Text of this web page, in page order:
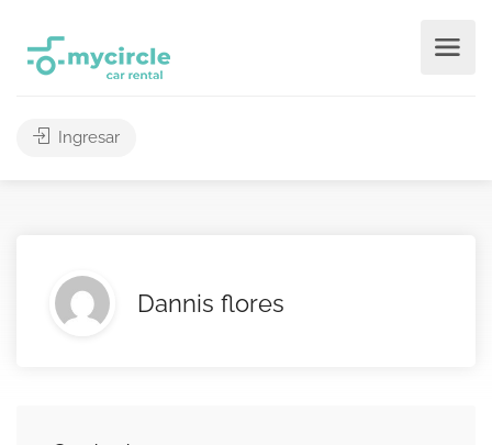
Ingresar
Dannis flores